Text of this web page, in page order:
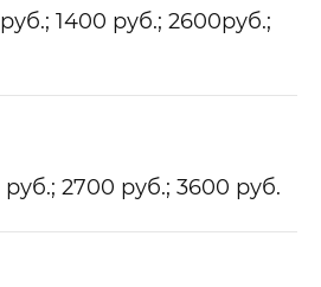
руб.; 1400 руб.; 2600руб.;
руб.; 2700 руб.; 3600 руб.